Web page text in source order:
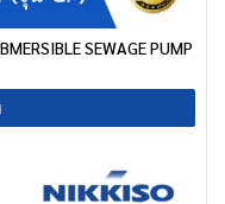
SEWAGE PUMP